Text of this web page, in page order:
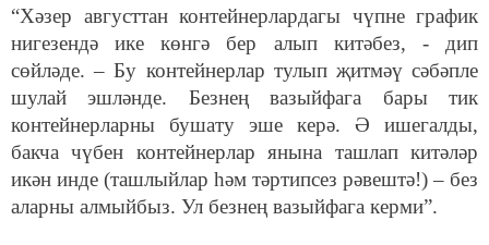
“Хәзер августтан контейнерлардагы чүпне график
нигезендә ике көнгә бер алып китәбез, - дип
сөйләде. – Бу контейнерлар тулып җитмәү сәбәпле
шулай эшләнде. Безнең вазыйфага бары тик
контейнерларны бушату эше керә. Ә ишегалды,
бакча чүбен контейнерлар янына ташлап китәләр
икән инде (ташлыйлар һәм тәртипсез рәвештә!) – без
аларны алмыйбыз. Ул безнең вазыйфага керми”.